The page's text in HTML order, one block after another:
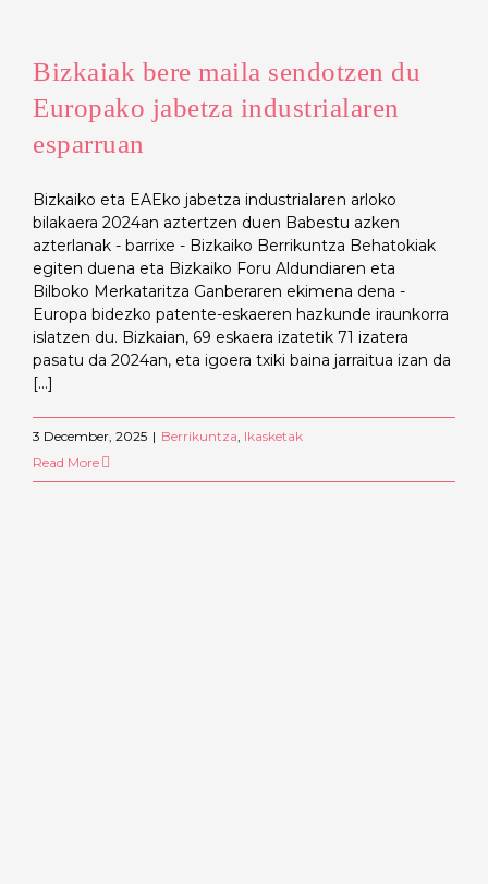
Bizkaiak bere maila sendotzen du
Europako jabetza industrialaren
esparruan
Bizkaiko eta EAEko jabetza industrialaren arloko
bilakaera 2024an aztertzen duen Babestu azken
azterlanak - barrixe - Bizkaiko Berrikuntza Behatokiak
egiten duena eta Bizkaiko Foru Aldundiaren eta
Bilboko Merkataritza Ganberaren ekimena dena -
Europa bidezko patente-eskaeren hazkunde iraunkorra
islatzen du. Bizkaian, 69 eskaera izatetik 71 izatera
pasatu da 2024an, eta igoera txiki baina jarraitua izan da
[...]
3 December, 2025 | Berrikuntza Ikasketak
Read More